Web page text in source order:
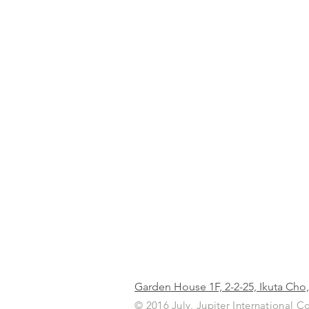
Garden House 1F, 2-2-25, Ikuta
© 2016 July. Jupiter International